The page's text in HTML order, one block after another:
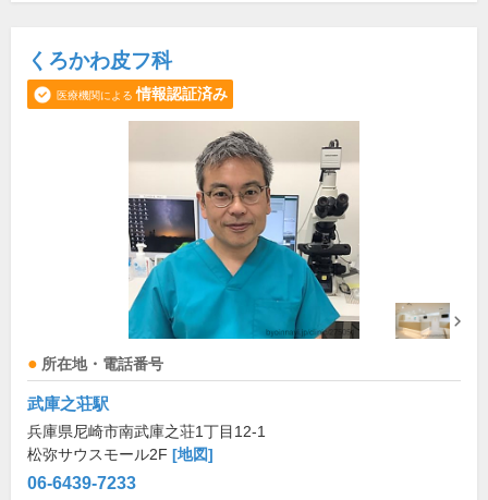
くろかわ皮フ科
医療機関による 情報認証済み
所在地・電話番号
武庫之荘駅
兵庫県尼崎市南武庫之荘1丁目12-1
松弥サウスモール2F [地図]
06-6439-7233